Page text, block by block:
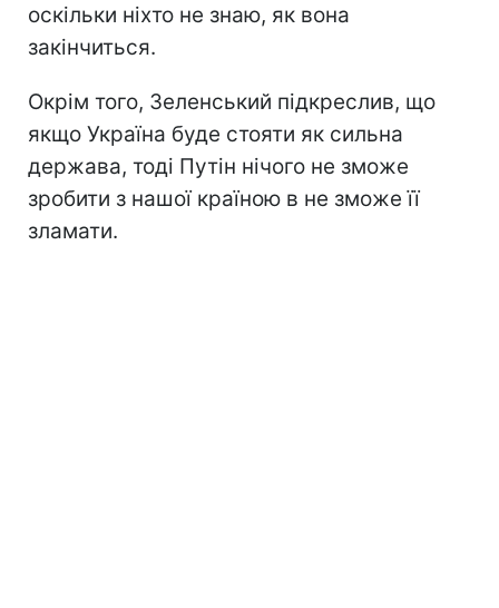
оскільки ніхто не знаю, як вона
закінчиться.
Окрім того, Зеленський підкреслив, що
якщо Україна буде стояти як сильна
держава, тоді Путін нічого не зможе
зробити з нашої країною в не зможе її
зламати.